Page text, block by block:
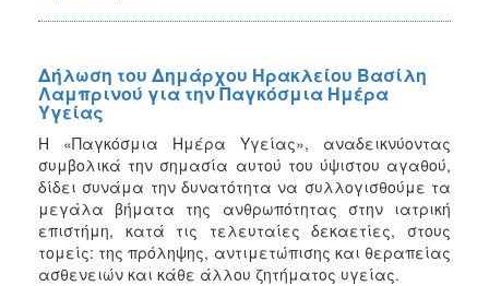
Δήλωση του Δημάρχου Ηρακλείου Βασίλη
Λαμπρινού για την Παγκόσμια Ημέρα
Υγείας
Η «Παγκόσμια Ημέρα Υγείας», αναδεικνύοντας
συμβολικά την σημασία αυτού του ύψιστου αγαθού,
δίδει συνάμα την δυνατότητα να συλλογισθούμε τα
μεγάλα βήματα της ανθρωπότητας στην ιατρική
επιστήμη, κατά τις τελευταίες δεκαετίες, στους
τομείς: της πρόληψης, αντιμετώπισης και θεραπείας
ασθενειών και κάθε άλλου ζητήματος υγείας.